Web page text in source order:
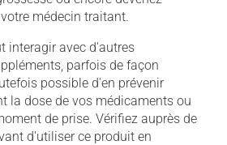
médecin traitant.
interagir avec d'autres
parfois de façon
possible d'en prévenir
la dose de vos médicaments ou
de prise. Vérifiez auprès de
d'utiliser ce produit en